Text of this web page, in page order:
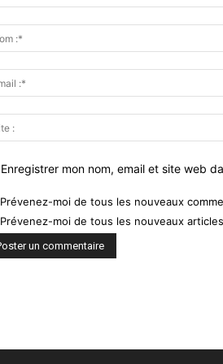
Enregistrer mon nom, email et site web
Prévenez-moi de tous les nouveaux
Prévenez-moi de tous les nouveaux